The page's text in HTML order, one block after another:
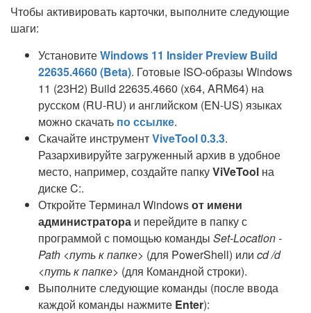
Чтобы активировать карточки, выполните следующие
шаги:
УстановитеWindows 11 Insider Preview Build
22635.4660 (Beta). Готовые ISO-образы Windows
11 (23H2) Build 22635.4660 (x64, ARM64) на
русском (RU-RU) и английском (EN-US) языках
можно скачать по ссылке.
Скачайте инструментViveTool 0.3.3.
Разархивируйте загруженный архив в удобное
место, например, создайте папкуViVeTool на
диске C:.
Откройте Терминал Windowsот имени
администратора и перейдите в папку с
программой с помощью команды Set-Location -
Path <путь к папке> (для PowerShell) или cd /d
<путь к папке> (для Командной строки).
Выполните следующие команды (после ввода
каждой команды нажмите Enter):